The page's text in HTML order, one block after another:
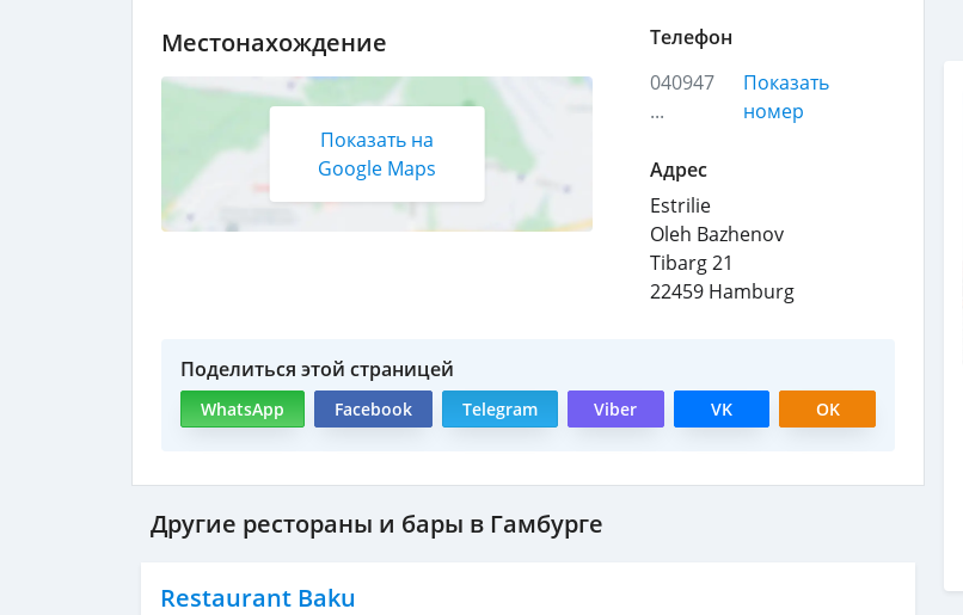
Местонахождение
Показать на
Google Maps
Телефон
040947
...
Показать
номер
Адрес
Estrilie
Oleh Bazhenov
Tibarg 21
22459 Hamburg
Поделиться этой страницей
WhatsApp Facebook Telegram Viber VK OK
Другие рестораны и бары в Гамбурге
Restaurant Baku